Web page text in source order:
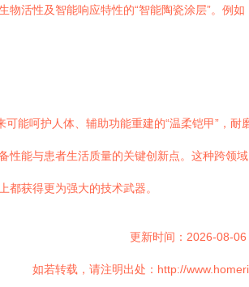
物活性及智能响应特性的“智能陶瓷涂层”。
可能呵护人体、辅助功能重建的“温柔铠甲”，
性能与患者生活质量的关键创新点。这种跨
都获得更为强大的技术武器。
更新时间：2026-08-
如若转载，请注明出处：http://